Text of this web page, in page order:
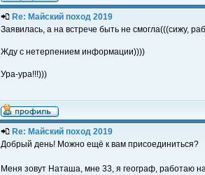
Re: Майский поход 2019
Заявилась, а на встрече быть не смогла(((сижу,
Жду с нетерпением информации))))
Ура-ура!!!)))
Re: Майский поход 2019
Добрый день! Можно ещё к вам присоединиться?
Меня зовут Наташа, мне 33, я географ, работаю